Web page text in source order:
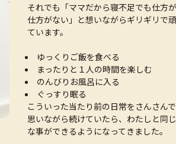
それでも「ママだから寝不足でも仕方
仕方がない」と想いながらギリギリで
ています。
ゆっくりご飯を食べる
まったりと１人の時間を楽しむ
のんびりお風呂に入る
ぐっすり眠る
こういった当たり前の日常をさんさん
思いながら続けていたら、わたしと同
な事ができるようになってきました。